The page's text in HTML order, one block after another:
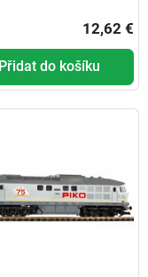
12,62 €
Přidat do košíku